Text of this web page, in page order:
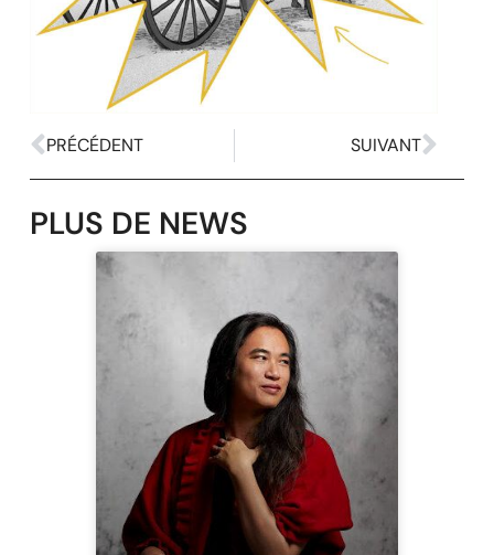
PRÉCÉDENT SUIVANT
PLUS DE NEWS